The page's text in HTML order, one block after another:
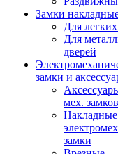
Замки
Для
Для
дверей
замки и
мех. замков
Накладные
замки